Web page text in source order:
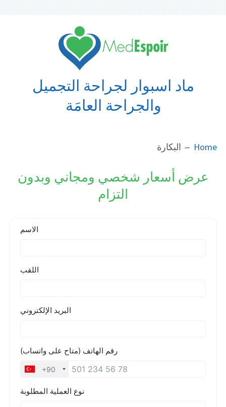
ماد اسبوار لجراحة التجميل
والجراحة العامَة
Home البكارة
عرض أسعار شخصي ومجاني وبدون
التزام